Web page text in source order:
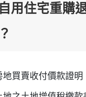
用住宅重購
地買賣收付價款證明